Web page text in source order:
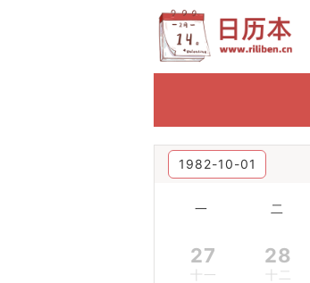
1982-10-01
一 二
27
十一
28